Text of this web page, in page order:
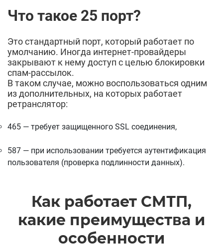
Что такое 25 порт?
Это стандартный порт, который работает по
умолчанию. Иногда интернет-провайдеры
закрывают к нему доступ с целью блокировки
спам-рассылок.
В таком случае, можно воспользоваться одним
из дополнительных, на которых работает
ретранслятор:
465 — требует защищенного SSL соединения,
587 — при использовании требуется аутентификация
пользователя (проверка подлинности данных).
Как работает СМТП,
какие преимущества и
особенности